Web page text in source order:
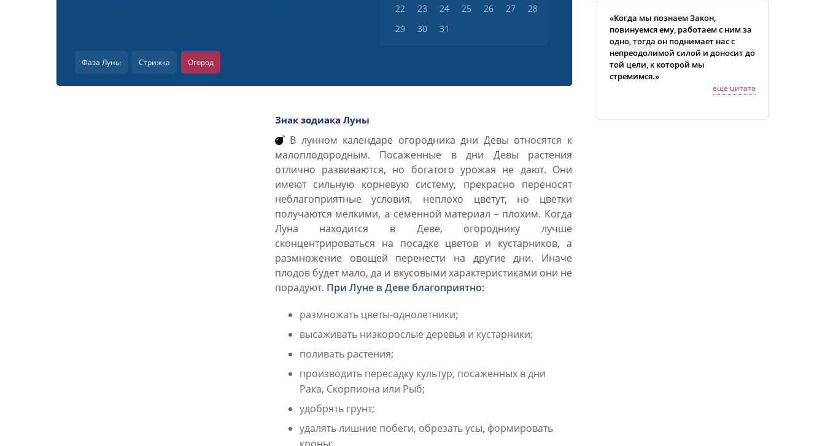
22
23 24 25 26 27
28
29
30 31
Фаза Луны Стрижка Огород
Знак зодиака Луны
В лунном календаре огородника дни Девы относятся к
малоплодородным. Посаженные в дни Девы растения
отлично развиваются, но богатого урожая не дают. Они
имеют сильную корневую систему, прекрасно переносят
неблагоприятные условия, неплохо цветут, но цветки
получаются мелкими, а семенной материал – плохим. Когда
Луна находится в Деве, огороднику лучше
сконцентрироваться на посадке цветов и кустарников, а
размножение овощей перенести на другие дни. Иначе
плодов будет мало, да и вкусовыми характеристиками они не
порадуют. При Луне в Деве благоприятно:
размножать цветы-однолетники;
высаживать низкорослые деревья и кустарники;
поливать растения;
производить пересадку культур, посаженных в дни
Рака, Скорпиона или Рыб;
удобрять грунт;
удалять лишние побеги, обрезать усы, формировать
«Когда мы познаем Закон,
повинуемся ему, работаем с ним за
одно, тогда он поднимает нас с
непреодолимой силой и доносит до
той цели, к которой мы
стремимся.»
еще цитата